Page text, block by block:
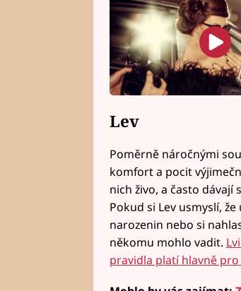
Lev
Poměrně náročnými
komfort a pocit
nich živo, a často dávají
Pokud si Lev usmyslí,
narozenin nebo si
někomu mohlo vadit.
pravidla platí hlavně